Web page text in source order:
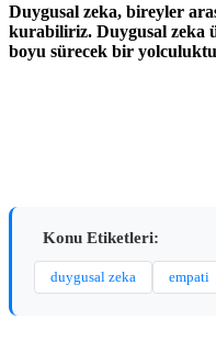
Duygusal zeka, bireyler
kurabiliriz. Duygusal zeka
boyu sürecek bir
Konu Etiketleri:
duygusal zeka empati